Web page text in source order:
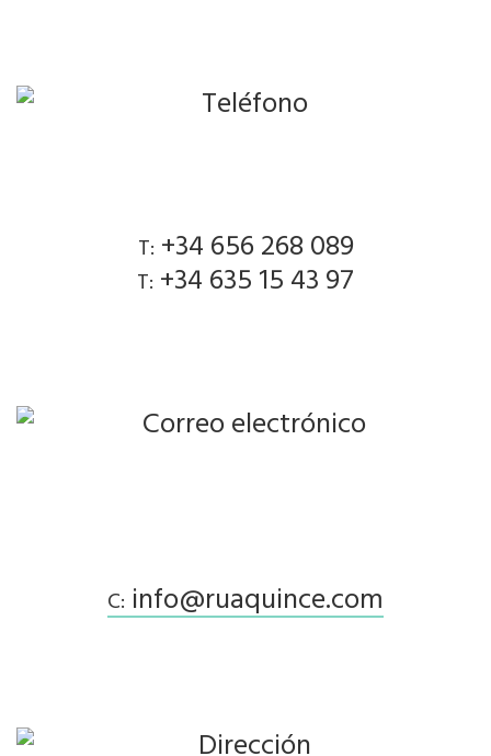
T: +34 656 268 089
T: +34 635 15 43 97
C: info@ruaquince.com